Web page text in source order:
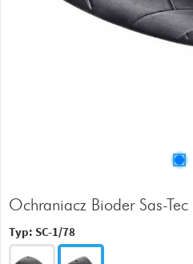
Ochraniacz Bioder Sas-Tec
Typ: SC-1/78